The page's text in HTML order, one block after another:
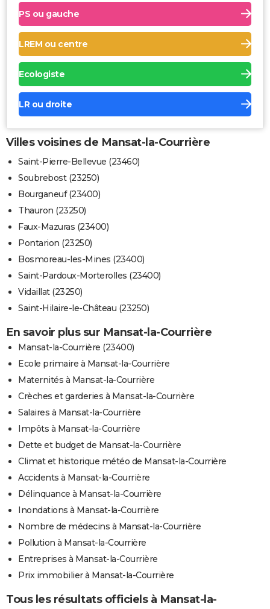
PS ou gauche
LREM ou centre
Ecologiste
LR ou droite
Villes voisines de Mansat-la-Courrière
Saint-Pierre-Bellevue (23460)
Soubrebost (23250)
Bourganeuf (23400)
Thauron (23250)
Faux-Mazuras (23400)
Pontarion (23250)
Bosmoreau-les-Mines (23400)
Saint-Pardoux-Morterolles (23400)
Vidaillat (23250)
Saint-Hilaire-le-Château (23250)
En savoir plus sur Mansat-la-Courrière
Mansat-la-Courrière (23400)
Ecole primaire à Mansat-la-Courrière
Maternités à Mansat-la-Courrière
Crèches et garderies à Mansat-la-Courrière
Salaires à Mansat-la-Courrière
Impôts à Mansat-la-Courrière
Dette et budget de Mansat-la-Courrière
Climat et historique météo de Mansat-la-Courrière
Accidents à Mansat-la-Courrière
Délinquance à Mansat-la-Courrière
Inondations à Mansat-la-Courrière
Nombre de médecins à Mansat-la-Courrière
Pollution à Mansat-la-Courrière
Entreprises à Mansat-la-Courrière
Prix immobilier à Mansat-la-Courrière
Tous les résultats officiels à Mansat-la-